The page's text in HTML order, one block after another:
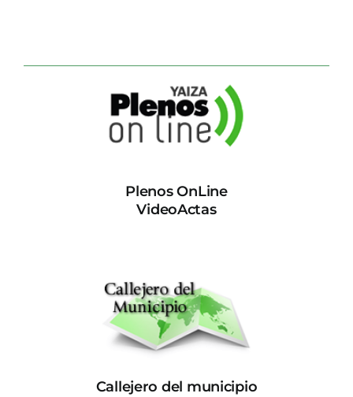
Plenos OnLine
VideoActas
Callejero del municipio